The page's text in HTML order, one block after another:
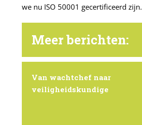
we nu ISO 50001 gecertificeerd zijn.
Meer berichten:
Van wachtchef naar
veiligheidskundige